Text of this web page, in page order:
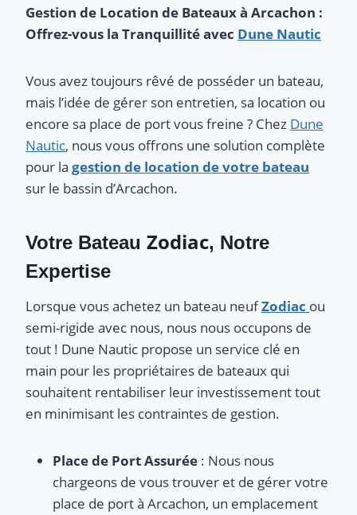
Gestion de Location de Bateaux à Arcachon :
Offrez-vous la Tranquillité avec Dune Nautic
Vous avez toujours rêvé de posséder un bateau,
mais l’idée de gérer son entretien, sa location ou
encore sa place de port vous freine ? Chez Dune
Nautic, nous vous offrons une solution complète
pour la gestion de location de votre bateau
sur le bassin d’Arcachon.
Votre Bateau Zodiac, Notre
Expertise
Lorsque vous achetez un bateau neufZodiac ou
semi-rigide avec nous, nous nous occupons de
tout ! Dune Nautic propose un service clé en
main pour les propriétaires de bateaux qui
souhaitent rentabiliser leur investissement tout
en minimisant les contraintes de gestion.
Place de Port Assurée : Nous nous
chargeons de vous trouver et de gérer votre
place de port à Arcachon, un emplacement